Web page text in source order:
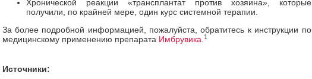
Хронической реакции «трансплантат против хозяина», которые
получили, по крайней мере, один курс системной терапии.
За более подробной информацией, пожалуйста, обратитесь к инструкции по
медицинскому применению препарата Имбрувика 1
Источники: